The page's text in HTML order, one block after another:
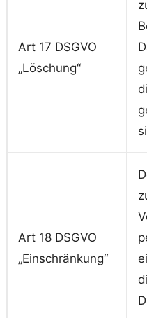
Art 17 DSGVO
„Löschung“
Art 18 DSGVO
„Einschränkung“